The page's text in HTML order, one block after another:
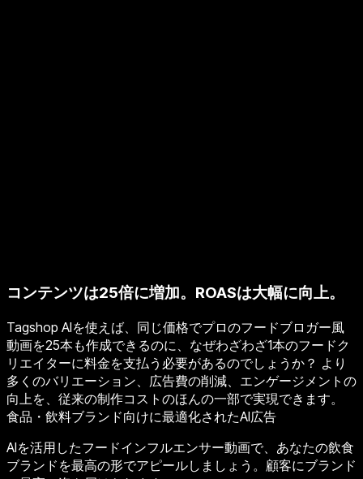
コンテンツは25倍に増加。ROASは大幅に向上。
Tagshop AIを使えば、同じ価格でプロのフードブロガー風
動画を25本も作成できるのに、なぜわざわざ1本のフードク
リエイターに料金を支払う必要があるのでしょうか？ より
多くのバリエーション、広告費の削減、エンゲージメントの
向上を、従来の制作コストのほんの一部で実現できます。
食品・飲料ブランド向けに最適化されたAI広告
AIを活用したフードインフルエンサー動画で、あなたの飲食
ブランドを最高の形でアピールしましょう。顧客にブランド